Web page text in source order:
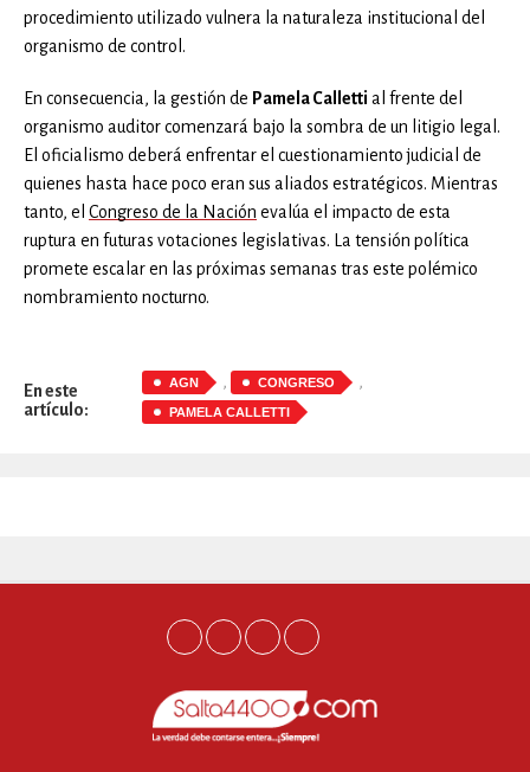
procedimiento utilizado vulnera la naturaleza institucional del
organismo de control.
En consecuencia, la gestión de Pamela Calletti al frente del
organismo auditor comenzará bajo la sombra de un litigio legal.
El oficialismo deberá enfrentar el cuestionamiento judicial de
quienes hasta hace poco eran sus aliados estratégicos. Mientras
tanto, el Congreso de la Nación evalúa el impacto de esta
ruptura en futuras votaciones legislativas. La tensión política
promete escalar en las próximas semanas tras este polémico
nombramiento nocturno.
En este
artículo:
AGN , CONGRESO ,
PAMELA CALLETTI